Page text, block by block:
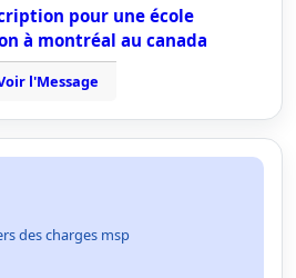
pour une école
à montréal au canada
l'Message
des charges msp